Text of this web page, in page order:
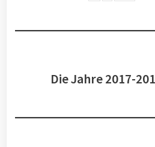
Die Jahre 2017-